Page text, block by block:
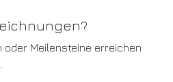
oder Meilensteine erreichen